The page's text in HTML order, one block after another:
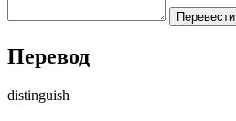
Перевод
distinguish